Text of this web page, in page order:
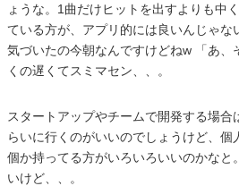
ょうな。1曲だけヒットを出すよりも中
ている方が、アプリ的には良いんじゃな
気づいたの今朝なんですけどねw 「あ、
くの遅くてスミマセン、、。
スタートアップやチームで開発する場合
らいに行くのがいいのでしょうけど、
個か持ってる方がいろいろいいのかなと
いけど、、。